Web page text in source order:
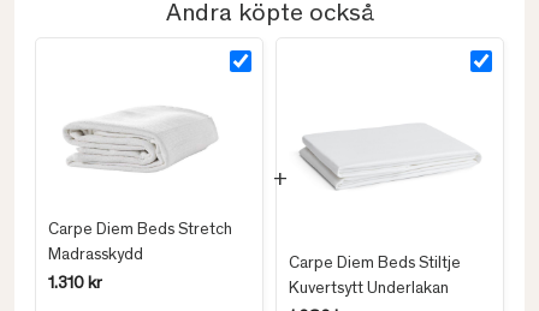
Andra köpte också
Carpe Diem Beds Stretch
Madrasskydd
1.310 kr
Carpe Diem Beds Stiltje
Kuvertsytt Underlakan